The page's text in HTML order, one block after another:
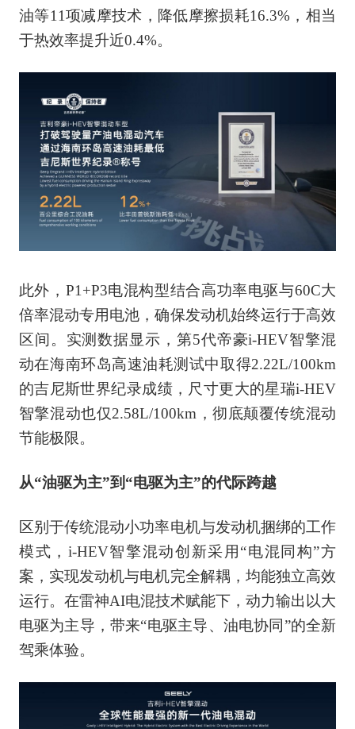
油等11项减摩技术，降低摩擦损耗16.3%，相当
于热效率提升近0.4%。
此外，P1+P3电混构型结合高功率电驱与60C大
倍率混动专用电池，确保发动机始终运行于高效
区间。实测数据显示，第5代帝豪i-HEV智擎混
动在海南环岛高速油耗测试中取得2.22L/100km
的吉尼斯世界纪录成绩，尺寸更大的星瑞i-HEV
智擎混动也仅2.58L/100km，彻底颠覆传统混动
节能极限。
从“油驱为主”到“电驱为主”的代际跨越
区别于传统混动小功率电机与发动机捆绑的工作
模式，i-HEV智擎混动创新采用“电混同构”方
案，实现发动机与电机完全解耦，均能独立高效
运行。在雷神AI电混技术赋能下，动力输出以大
电驱为主导，带来“电驱主导、油电协同”的全新
驾乘体验。